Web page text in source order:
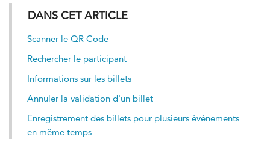
DANS CET ARTICLE
Scanner le QR Code
Rechercher le participant
Informations sur les billets
Annuler la validation d'un billet
Enregistrement des billets pour plusieurs événements
en même temps